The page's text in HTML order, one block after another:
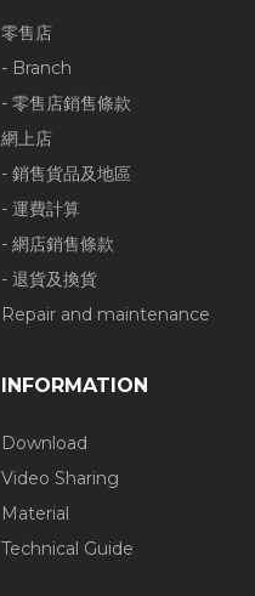
零售店
- Branch
- 零售店銷售條款
網上店
- 銷售貨品及地區
- 運費計算
- 網店銷售條款
- 退貨及換貨
Repair and maintenance
INFORMATION
Download
Video Sharing
Material
Technical Guide